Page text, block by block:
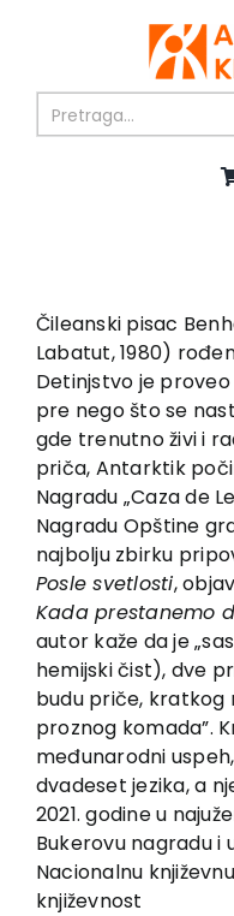
About us
Books
In preparation
Sale
Authors
News
EU PROJECTS
Contact
Čileanski pisac
Labatut, 1980)
Detinjstvo je proveo
pre nego što se
gde trenutno živi i
priča, Antarktik
Nagradu „Caza de
Nagradu Opštine
najbolju zbirku
Posle svetlosti,
Kada prestanemo
autor kaže da je
hemijski čist), dve
budu priče, kratkog
proznog komada”.
međunarodni
dvadeset jezika, a
2021. godine u
Bukerovu nagradu i
Nacionalnu
književnost